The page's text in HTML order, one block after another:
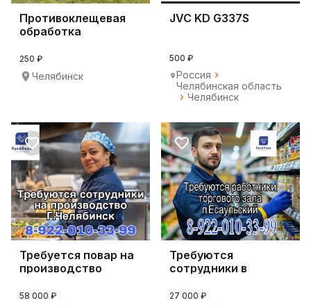
Противоклещевая
обработка
250 ₽
Челябинск
JVC KD G337S
500 ₽
Россия
Челябинская область
Челябинск
Требуется повар на
производство
58 000 ₽
Требуются
сотрудники в
п.Есаульский
27 000 ₽